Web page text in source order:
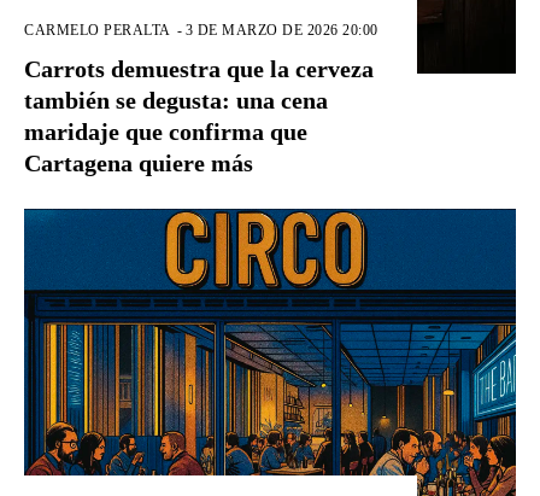
CARMELO PERALTA - 3 DE MARZO DE 2026 20:00
Carrots demuestra que la cerveza
también se degusta: una cena
maridaje que confirma que
Cartagena quiere más